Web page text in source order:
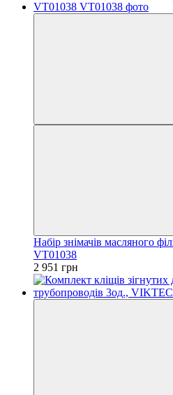
Набір знімачів масляного
VT01038
2 951 грн